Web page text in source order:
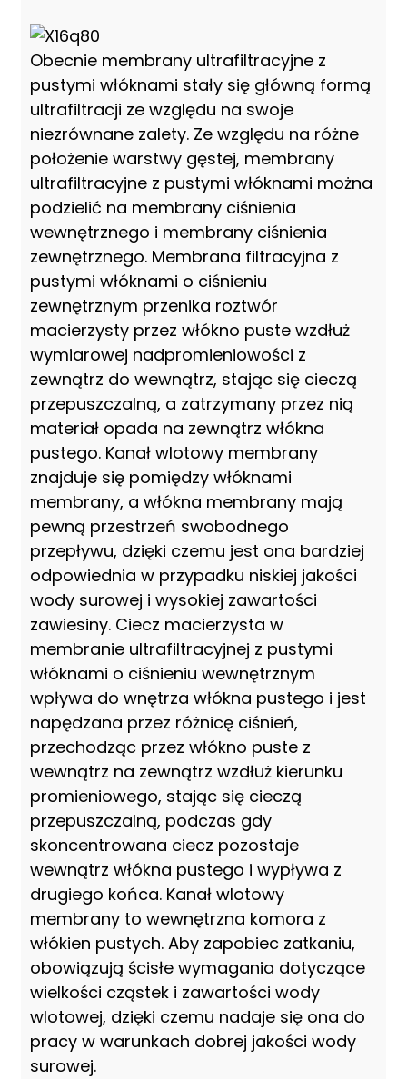
Obecnie membrany ultrafiltracyjne z
pustymi włóknami stały się główną formą
ultrafiltracji ze względu na swoje
niezrównane zalety. Ze względu na różne
położenie warstwy gęstej, membrany
ultrafiltracyjne z pustymi włóknami można
podzielić na membrany ciśnienia
wewnętrznego i membrany ciśnienia
zewnętrznego. Membrana filtracyjna z
pustymi włóknami o ciśnieniu
zewnętrznym przenika roztwór
macierzysty przez włókno puste wzdłuż
wymiarowej nadpromieniowości z
zewnątrz do wewnątrz, stając się cieczą
przepuszczalną, a zatrzymany przez nią
materiał opada na zewnątrz włókna
pustego. Kanał wlotowy membrany
znajduje się pomiędzy włóknami
membrany, a włókna membrany mają
pewną przestrzeń swobodnego
przepływu, dzięki czemu jest ona bardziej
odpowiednia w przypadku niskiej jakości
wody surowej i wysokiej zawartości
zawiesiny. Ciecz macierzysta w
membranie ultrafiltracyjnej z pustymi
włóknami o ciśnieniu wewnętrznym
wpływa do wnętrza włókna pustego i jest
napędzana przez różnicę ciśnień,
przechodząc przez włókno puste z
wewnątrz na zewnątrz wzdłuż kierunku
promieniowego, stając się cieczą
przepuszczalną, podczas gdy
skoncentrowana ciecz pozostaje
wewnątrz włókna pustego i wypływa z
drugiego końca. Kanał wlotowy
membrany to wewnętrzna komora z
włókien pustych. Aby zapobiec zatkaniu,
obowiązują ścisłe wymagania dotyczące
wielkości cząstek i zawartości wody
wlotowej, dzięki czemu nadaje się ona do
pracy w warunkach dobrej jakości wody
surowej.